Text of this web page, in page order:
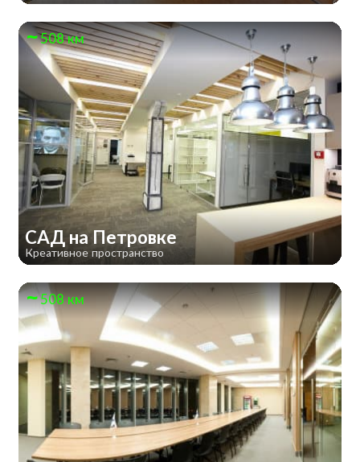
508 км
САД на Петровке
Креативное пространство
508 км